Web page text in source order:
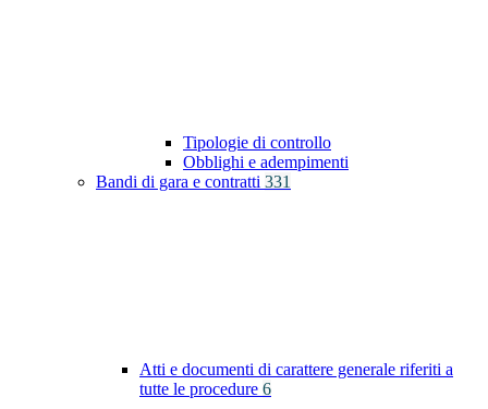
Tipologie di controllo
Obblighi e adempimenti
Bandi di gara e contratti 331
Atti e documenti di carattere generale riferiti a
tutte le procedure 6